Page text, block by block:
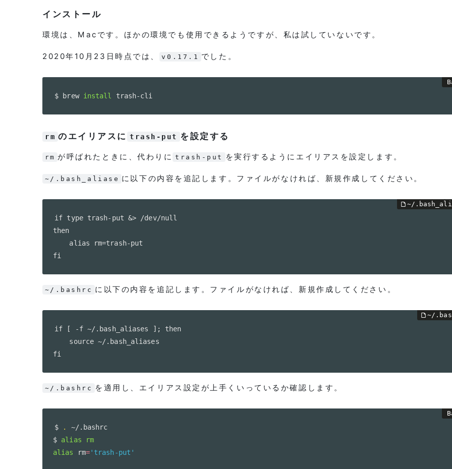
インストール
環境は、Macです。ほかの環境でも使用できるようですが、私は試していないです。
2020年10月23日時点では、 v0.17.1 でした。
$ brew install trash-cli
rm のエイリアスに trash-put を設定する
rm が呼ばれたときに、代わりに trash-put を実行するようにエイリアスを設定します。
~/.bash_aliase に以下の内容を追記します。ファイルがなければ、新規作成してください。
if type trash-put &> /dev/null
then
    alias rm=trash-put
fi
~/.bashrc に以下の内容を追記します。ファイルがなければ、新規作成してください。
if [ -f ~/.bash_aliases ]; then
    source ~/.bash_aliases
fi
~/.bashrc を適用し、エイリアス設定が上手くいっているか確認します。
$ .
~/.bashrc
$ alias
rm
alias rm='trash-put'